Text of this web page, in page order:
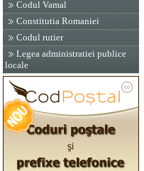
Codul Vamal
Constitutia Romaniei
Codul rutier
Legea administratiei publice
locale